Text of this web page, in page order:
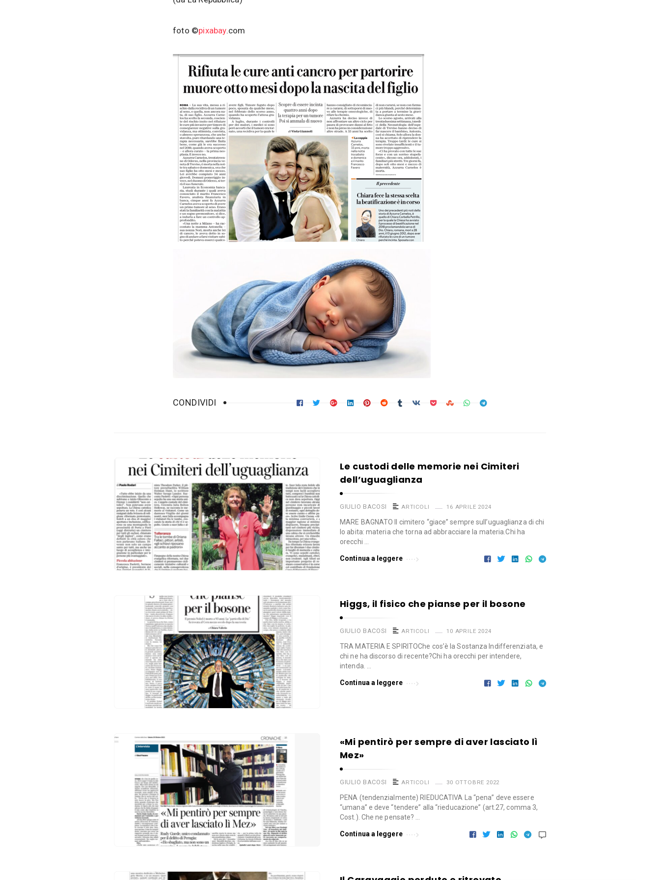
foto ©pixabay.com
‫CONDIVIDI
Le custodi delle memorie nei Cimiteri
dell’uguaglianza
GIULIO BACOSI ARTICOLI 16 APRILE 2024
MARE BAGNATO Il cimitero “giace” sempre sull’uguaglianza di chi
lo abita: materia che torna ad abbracciare la materia.Chi ha
orecchi …
Continua a leggere
Higgs, il fisico che pianse per il bosone
GIULIO BACOSI ARTICOLI 10 APRILE 2024
TRA MATERIA E SPIRITOChe cos’è la Sostanza Indifferenziata, e
chi ne ha discorso di recente?Chi ha orecchi per intendere,
intenda. …
Continua a leggere
«Mi pentirò per sempre di aver lasciato lì
Mez»
GIULIO BACOSI ARTICOLI 30 OTTOBRE 2022
PENA (tendenzialmente) RIEDUCATIVA La “pena” deve essere
“umana” e deve “tendere” alla “rieducazione” (art.27, comma 3,
Cost.). Che ne pensate? …
Continua a leggere